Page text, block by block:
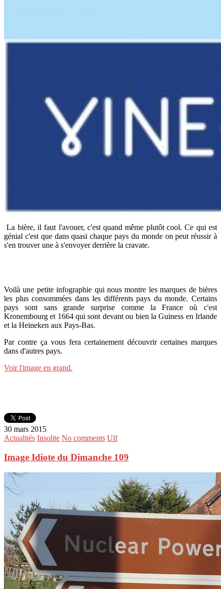
La bière, il faut l'avouer, c'est quand même plutôt cool. Ce qui est
génial c'est que dans quasi chaque pays du monde on peut réussir à
s'en trouver une à s'envoyer derrière la cravate.
Voilà une petite infographie qui nous montre les marques de bières
les plus consommées dans les différents pays du monde. Certains
pays sont sans grande surprise comme la France où c'est
Kronembourg et 1664 qui sont devant ou bien la Guiness en Irlande
et la Heineken aux Pays-Bas.
Par contre ça vous fera certainement découvrir certaines marques
dans d'autres pays.
Voir l'image en grand.
30 mars 2015
Actualités Insolite No comments Ulf
Image Idiote du Dimanche 109